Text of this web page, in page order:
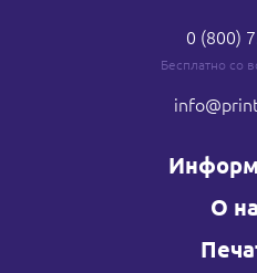
0 (800)
Бесплатно со
info
О